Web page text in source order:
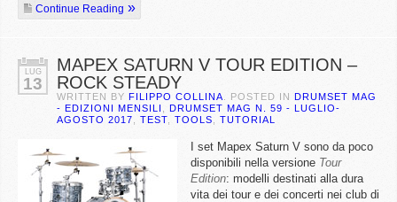
Continue Reading
LUG
13
MAPEX SATURN V TOUR EDITION –
ROCK STEADY
WRITTEN BY FILIPPO COLLINA . POSTED IN DRUMSET MAG
- EDIZIONI MENSILI
DRUMSET MAG N. 59 - LUGLIO-
AGOSTO 2017
TEST TOOLS TUTORIAL
I set Mapex Saturn V sono da poco
disponibili nella versione Tour
Edition: modelli destinati alla dura
vita dei tour e dei concerti nei club di